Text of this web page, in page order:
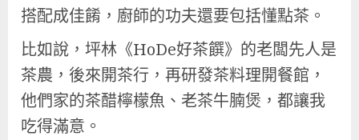
搭配成佳餚，廚師的功夫還要包括懂點茶。
比如說，坪林《HoDe好茶饌》的老闆先人是
茶農，後來開茶行，再研發茶料理開餐館，
他們家的茶醋檸檬魚、老茶牛腩煲，都讓我
吃得滿意。